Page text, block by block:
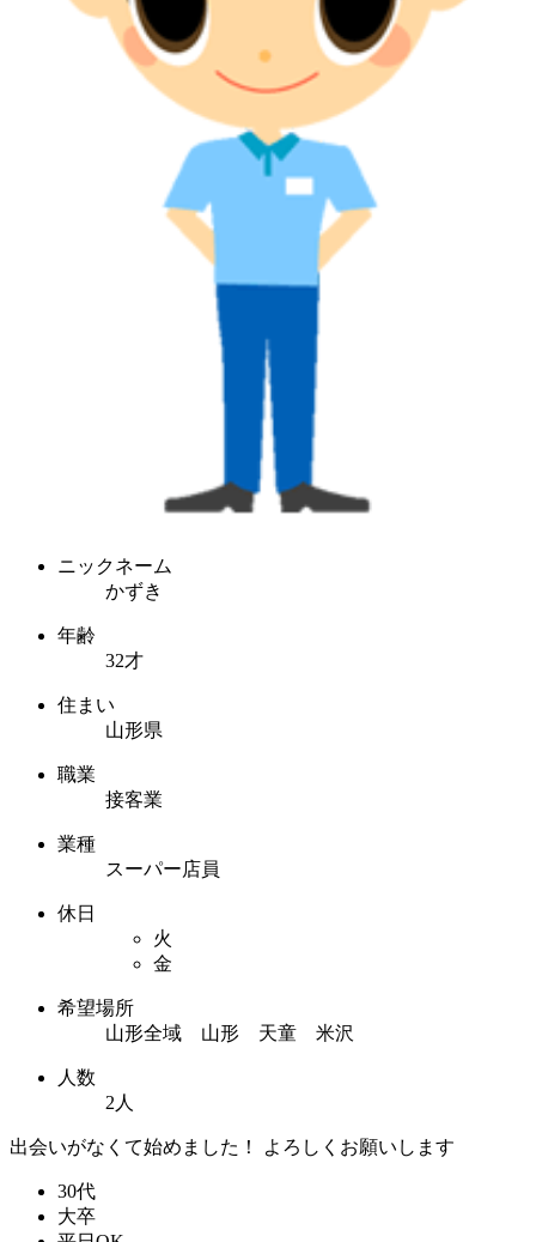
ニックネーム
かずき
年齢
32才
住まい
山形県
職業
接客業
業種
スーパー店員
休日
火
金
希望場所
山形全域 山形 天童 米沢
人数
2人
出会いがなくて始めました！ よろしくお願いします
30代
大卒